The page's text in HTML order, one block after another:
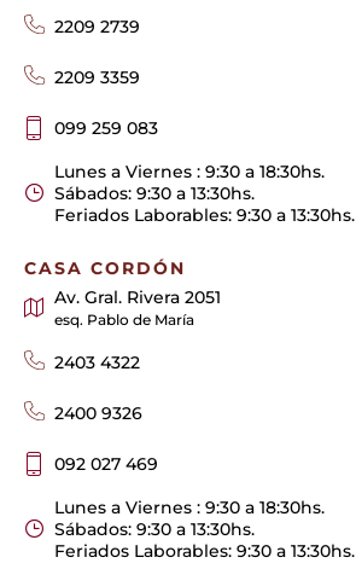
2209 2739
2209 3359
099 259 083
Lunes a Viernes : 9:30 a 18:30hs.
Sábados: 9:30 a 13:30hs.
Feriados Laborables: 9:30 a 13:30hs.
CASA CORDÓN
Av. Gral. Rivera 2051
esq. Pablo de María
2403 4322
2400 9326
092 027 469
Lunes a Viernes : 9:30 a 18:30hs.
Sábados: 9:30 a 13:30hs.
Feriados Laborables: 9:30 a 13:30hs.